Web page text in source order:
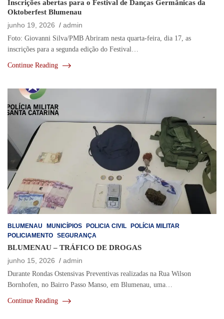
Inscrições abertas para o Festival de Danças Germânicas da
Oktoberfest Blumenau
junho 19, 2026
admin
Foto: Giovanni Silva/PMB Abriram nesta quarta-feira, dia 17, as
inscrições para a segunda edição do Festival…
Continue Reading
BLUMENAU MUNICÍPIOS POLICIA CIVIL POLÍCIA MILITAR
POLICIAMENTO SEGURANÇA
BLUMENAU – TRÁFICO DE DROGAS
junho 15, 2026
admin
Durante Rondas Ostensivas Preventivas realizadas na Rua Wilson
Bornhofen, no Bairro Passo Manso, em Blumenau, uma…
Continue Reading